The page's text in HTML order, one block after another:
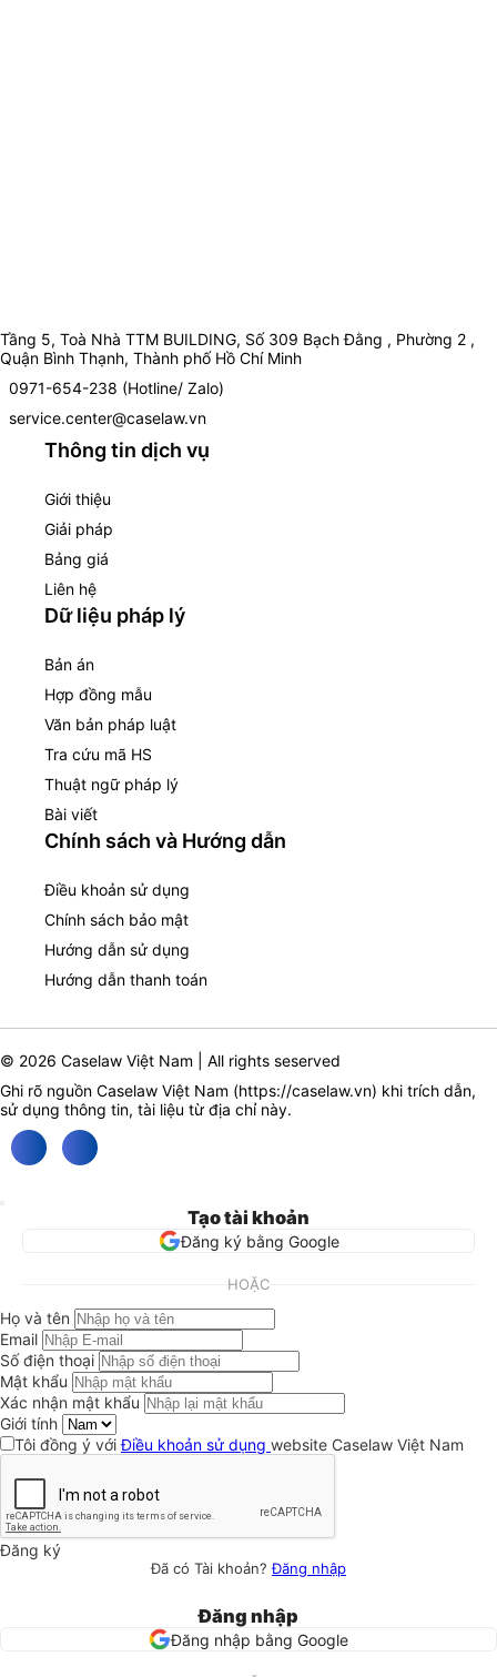
Tầng 5, Toà Nhà TTM BUILDING, Số 309 Bạch Đằng , Phường 2 ,
Quận Bình Thạnh, Thành phố Hồ Chí Minh
0971-654-238 (Hotline/ Zalo)
service.center@caselaw.vn
Thông tin dịch vụ
Giới thiệu
Giải pháp
Bảng giá
Liên hệ
Dữ liệu pháp lý
Bản án
Hợp đồng mẫu
Văn bản pháp luật
Tra cứu mã HS
Thuật ngữ pháp lý
Bài viết
Chính sách và Hướng dẫn
Điều khoản sử dụng
Chính sách bảo mật
Hướng dẫn sử dụng
Hướng dẫn thanh toán
© 2026 Caselaw Việt Nam | All rights seserved
Ghi rõ nguồn Caselaw Việt Nam (https://caselaw.vn) khi trích dẫn,
sử dụng thông tin, tài liệu từ địa chỉ này.
Tạo tài khoản
Đăng ký bằng Google
HOẶC
Họ và tên
Email
Số điện thoại
Mật khẩu
Xác nhận mật khẩu
Giới tính
Tôi đồng ý vớiĐiều khoản sử dụng website Caselaw Việt Nam
Đăng ký
Đã có Tài khoản?Đăng nhập
Đăng nhập
Đăng nhập bằng Google